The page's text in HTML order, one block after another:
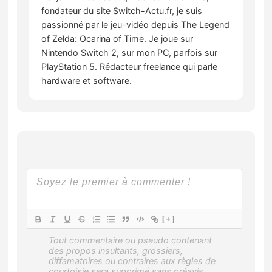
fondateur du site Switch-Actu.fr, je suis
passionné par le jeu-vidéo depuis The Legend
of Zelda: Ocarina of Time. Je joue sur
Nintendo Switch 2, sur mon PC, parfois sur
PlayStation 5. Rédacteur freelance qui parle
hardware et software.
[+]